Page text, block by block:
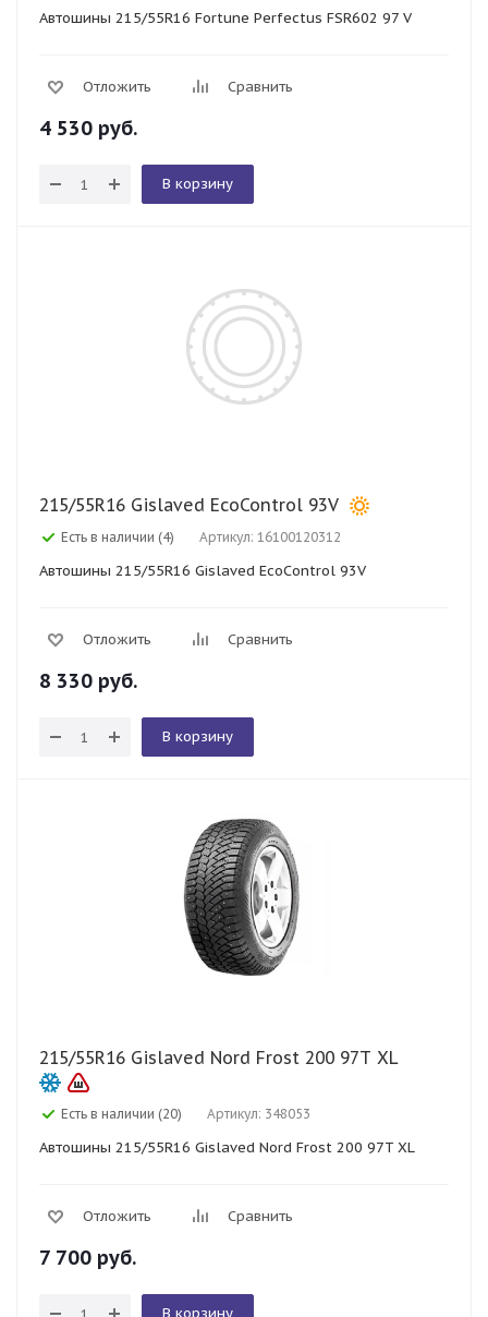
Автошины 215/55R16 Fortune Perfectus FSR602 97 V
Отложить Сравнить
4 530 руб.
В корзину
215/55R16 Gislaved EcoControl 93V
Есть в наличии (4) Артикул: 16100120312
Автошины 215/55R16 Gislaved EcoControl 93V
Отложить Сравнить
8 330 руб.
В корзину
215/55R16 Gislaved Nord Frost 200 97T XL
Есть в наличии (20) Артикул: 348053
Автошины 215/55R16 Gislaved Nord Frost 200 97T XL
Отложить Сравнить
7 700 руб.
В корзину